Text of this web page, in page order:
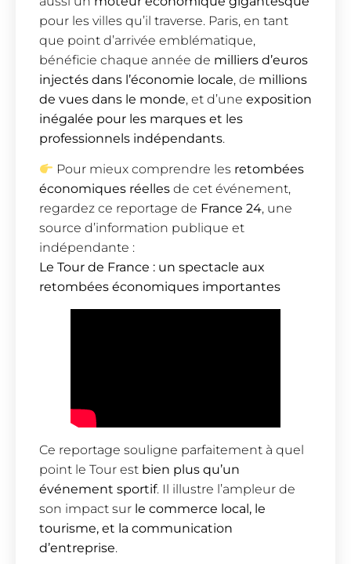
pour les villes qu’il traverse. Paris, en tant
que point d’arrivée emblématique,
bénéficie chaque année de milliers d’euros
injectés dans l’économie locale, de millions
de vues dans le monde, et d’une exposition
inégalée pour les marques et les
professionnels indépendants.
Pour mieux comprendre les retombées
économiques réelles de cet événement,
regardez ce reportage de France 24, une
source d’information publique et
indépendante :
Le Tour de France : un spectacle aux
retombées économiques importantes
Ce reportage souligne parfaitement à quel
point le Tour est bien plus qu’un
événement sportif. Il illustre l’ampleur de
son impact sur le commerce local, le
tourisme, et la communication
d’entreprise.